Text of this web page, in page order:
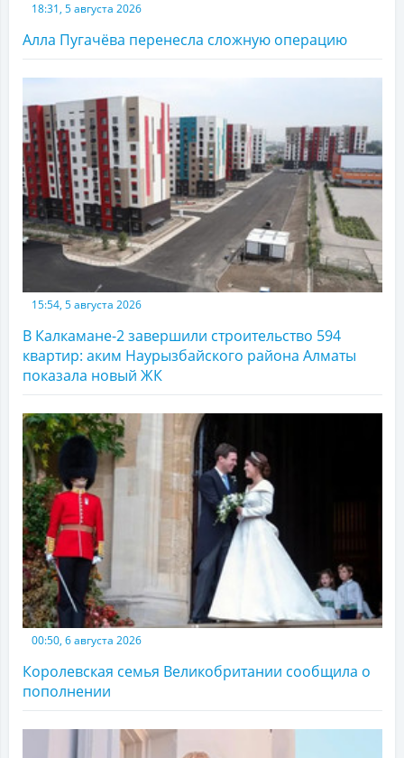
18:31, 5 августа 2026
Алла Пугачёва перенесла сложную операцию
15:54, 5 августа 2026
В Калкамане-2 завершили строительство 594
квартир: аким Наурызбайского района Алматы
показала новый ЖК
00:50, 6 августа 2026
Королевская семья Великобритании сообщила о
пополнении